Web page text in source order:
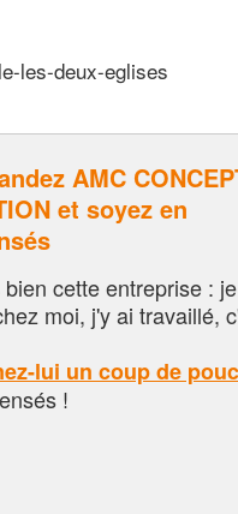
les-deux-eglises
AMC
et soyez en
cette entreprise :
moi, j'y ai travaillé,
lui un coup de
!